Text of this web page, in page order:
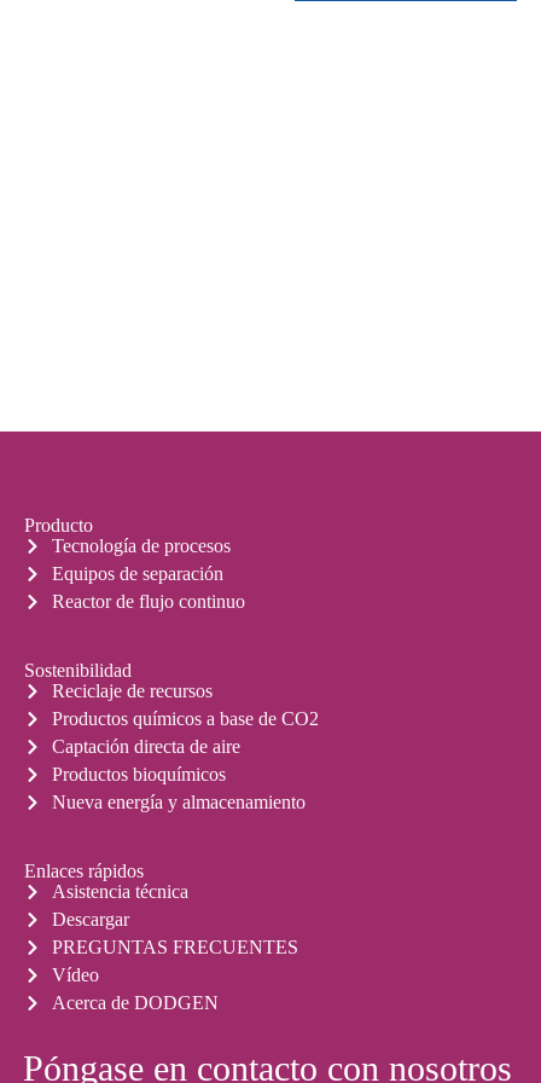
Producto
Tecnología de procesos
Equipos de separación
Reactor de flujo continuo
Sostenibilidad
Reciclaje de recursos
Productos químicos a base de CO2
Captación directa de aire
Productos bioquímicos
Nueva energía y almacenamiento
Enlaces rápidos
Asistencia técnica
Descargar
PREGUNTAS FRECUENTES
Vídeo
Acerca de DODGEN
Póngase en contacto con nosotros